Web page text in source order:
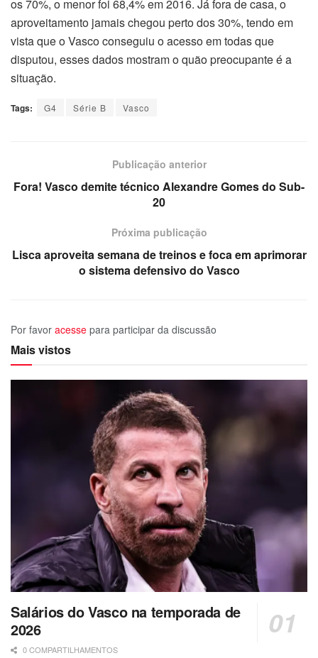
os 70%, o menor foi 68,4% em 2016. Já fora de casa, o
aproveitamento jamais chegou perto dos 30%, tendo em
vista que o Vasco conseguiu o acesso em todas que
disputou, esses dados mostram o quão preocupante é a
situação.
Tags: G4 Série B Vasco
Publicação anterior
Fora! Vasco demite técnico Alexandre Gomes do Sub-
20
Próxima publicação
Lisca aproveita semana de treinos e foca em aprimorar
o sistema defensivo do Vasco
Por favor acesse para participar da discussão
Mais vistos
Salários do Vasco na temporada de
2026
0 COMPARTILHAMENTOS